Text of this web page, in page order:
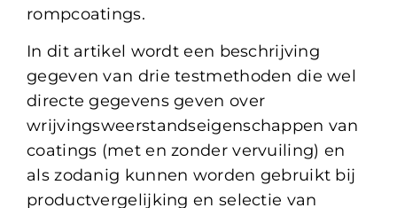
rompcoatings.
In dit artikel wordt een beschrijving
gegeven van drie testmethoden die wel
directe gegevens geven over
wrijvingsweerstandseigenschappen van
coatings (met en zonder vervuiling) en
als zodanig kunnen worden gebruikt bij
productvergelijking en selectie van